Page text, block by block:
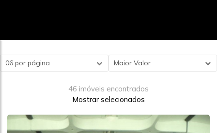
Maior Valor
06 por página
46 imóveis encontrados
Mostrar selecionados